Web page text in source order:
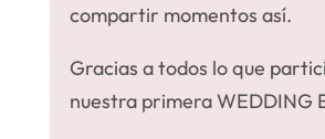
compartir momentos así.
Gracias a todos lo que
nuestra primera WEDDING